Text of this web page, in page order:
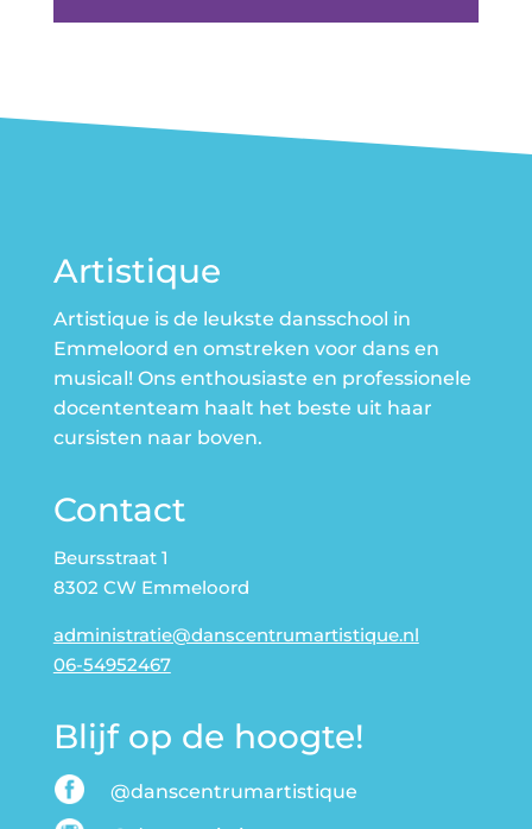
Artistique
Artistique is de leukste dansschool in
Emmeloord en omstreken voor dans en
musical! Ons enthousiaste en professionele
docententeam haalt het beste uit haar
cursisten naar boven.
Contact
Beursstraat 1
8302 CW Emmeloord
administratie@danscentrumartistique.nl
06-54952467
Blijf op de hoogte!
@danscentrumartistique